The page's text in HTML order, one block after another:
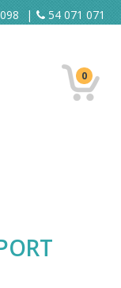
| 54 071 071
0